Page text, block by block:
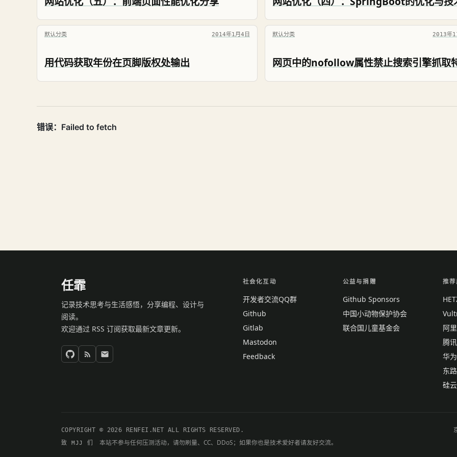
默认分类 2014年1月4日
用代码获取年份在页脚版权处输出
默认分类 2013年
任霏
记录技术思考与生活感悟，分享编程、设计与
阅读。
欢迎通过 RSS 订阅获取最新文章更新。
社会化互动
开发者交流QQ群
Github
Gitlab
Mastodon
Feedback
公益与捐赠
Github Sponsors
中国小动物保护协会
联合国儿童基金会
推荐
阿
腾
华
东
硅
COPYRIGHT © 2026 RENFEI.NET ALL RIGHTS RESERVED.
致 MJJ 们
本站不参与任何压测活动，请勿刷量、CC、DDoS；如果你也是技术爱好者请友好交流。